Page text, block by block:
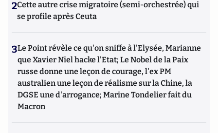
2Cette autre crise migratoire (semi-orchestrée) qui
se profile après Ceuta
3Le Point révèle ce qu'on sniffe à l'Elysée, Marianne
que Xavier Niel hacke l'Etat; Le Nobel de la Paix
russe donne une leçon de courage, l'ex PM
australien une leçon de réalisme sur la Chine, la
DGSE une d'arrogance; Marine Tondelier fait du
Macron